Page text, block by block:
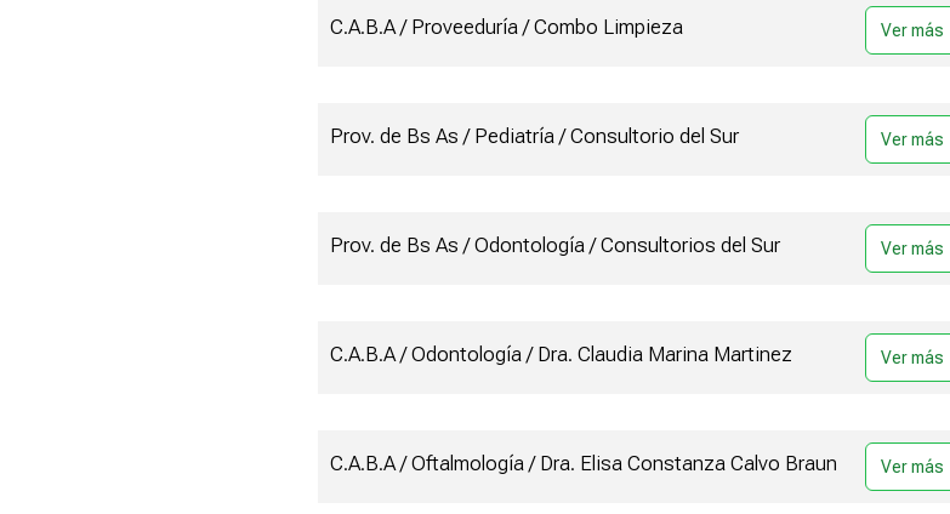
C.A.B.A / Proveeduría / Combo Limpieza
Prov. de Bs As / Pediatría / Consultorio del Sur
Prov. de Bs As / Odontología / Consultorios del Sur
C.A.B.A / Odontología / Dra. Claudia Marina Martinez
C.A.B.A / Oftalmología / Dra. Elisa Constanza Calvo Braun